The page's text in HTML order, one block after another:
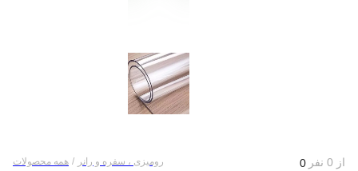
همه محصولات / رومیزی ، سفره و رانر 0 از 0 نفر